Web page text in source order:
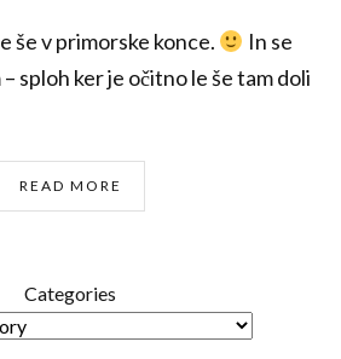
še v primorske konce.
In se
sploh ker je očitno le še tam doli
READ MORE
Categories